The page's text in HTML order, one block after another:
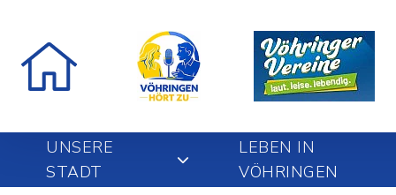
UNSERE
STADT
LEBEN IN
VÖHRINGEN